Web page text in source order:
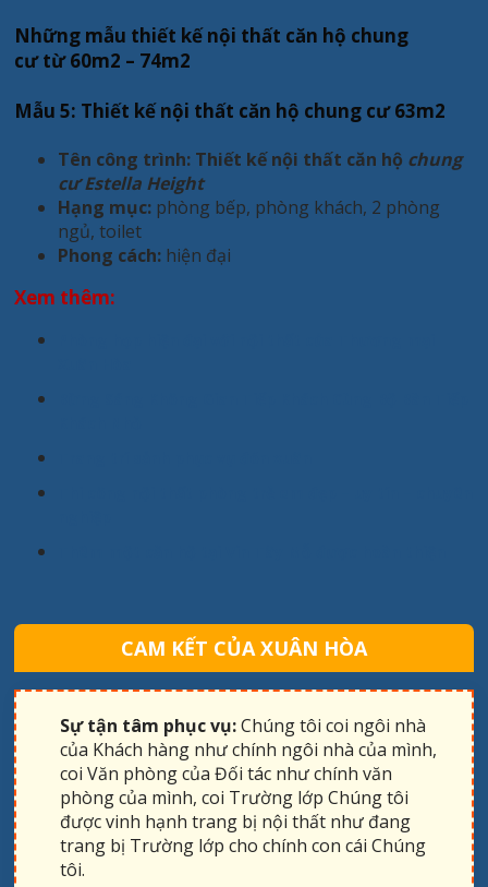
Những mẫu thiết kế nội thất căn hộ chung
cư từ 60m2 – 74m2
Mẫu 5: Thiết kế nội thất căn hộ chung cư 63m2
Tên công trình: Thiết kế nội thất căn hộ chung
cư Estella Height
Hạng mục: phòng bếp, phòng khách, 2 phòng
ngủ, toilet
Phong cách: hiện đại
Xem thêm:
CAM KẾT CỦA XUÂN HÒA
Sự tận tâm phục vụ:Chúng tôi coi ngôi nhà
của Khách hàng như chính ngôi nhà của mình,
coi Văn phòng của Đối tác như chính văn
phòng của mình, coi Trường lớp Chúng tôi
được vinh hạnh trang bị nội thất như đang
trang bị Trường lớp cho chính con cái Chúng
tôi.